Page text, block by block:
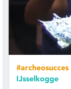
#archeosucces
IJsselkogge